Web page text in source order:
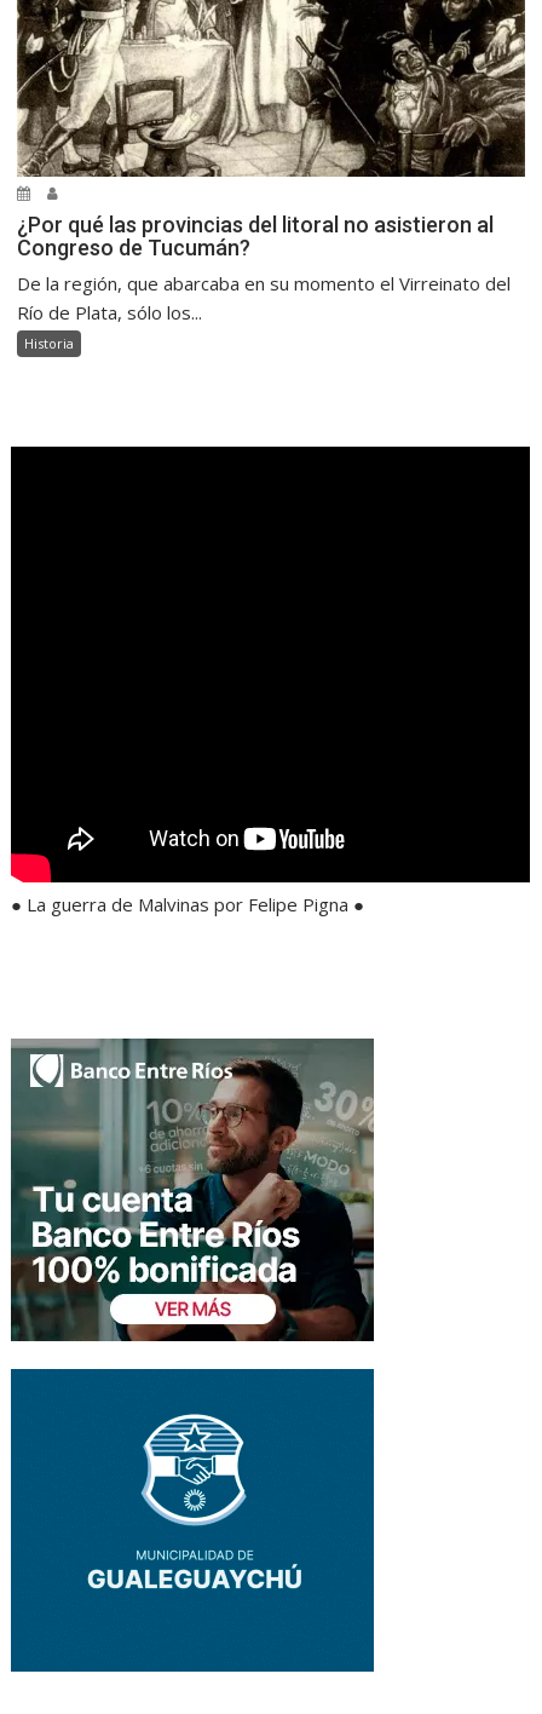
¿Por qué las provincias del litoral no asistieron al
Congreso de Tucumán?
De la región, que abarcaba en su momento el Virreinato del
Río de Plata, sólo los...
Historia
● La guerra de Malvinas por Felipe Pigna ●